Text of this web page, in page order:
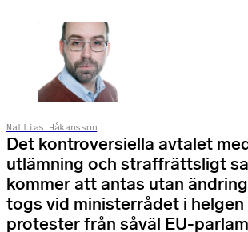
Mattias Håkansson
Det kontroversiella avtalet
utlämning och straffrättsligt
kommer att antas utan
togs vid ministerrådet i
protester från såväl EU-